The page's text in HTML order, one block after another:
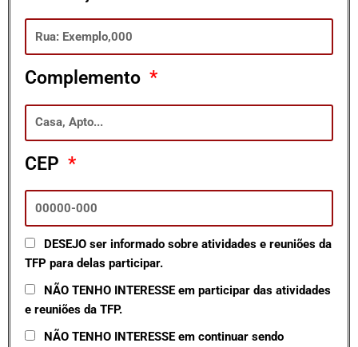
Complemento
CEP
DESEJO ser informado sobre atividades e reuniões da
TFP para delas participar.
NÃO TENHO INTERESSE em participar das atividades
e reuniões da TFP.
NÃO TENHO INTERESSE em continuar sendo